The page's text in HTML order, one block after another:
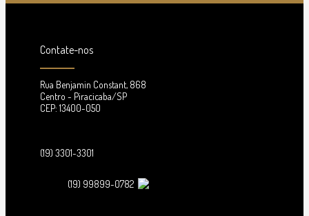
Contate-nos
Rua Benjamin Constant, 868
Centro - Piracicaba/SP
CEP: 13400-050
(19) 3301-3301
(19) 99899-0782